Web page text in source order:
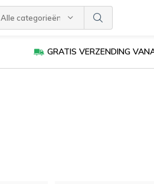
Alle categorieën
GRATIS VERZENDING